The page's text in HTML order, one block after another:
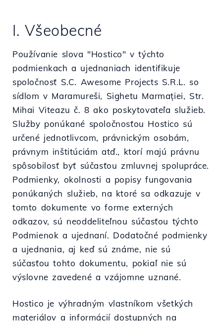
I. Všeobecné
Používanie slova "Hostico" v týchto
podmienkach a ujednaniach identifikuje
spoločnosť S.C. Awesome Projects S.R.L. so
sídlom v Maramureši, Sighetu Marmației, Str.
Mihai Viteazu č. 8 ako poskytovateľa služieb.
Služby ponúkané spoločnosťou Hostico sú
určené jednotlivcom, právnickým osobám,
právnym inštitúciám atď., ktorí majú právnu
spôsobilosť byť súčasťou zmluvnej spolupráce.
Podmienky, okolnosti a popisy fungovania
ponúkaných služieb, na ktoré sa odkazuje v
tomto dokumente vo forme externých
odkazov, sú neoddeliteľnou súčasťou týchto
Podmienok a ujednaní. Dodatočné podmienky
a ujednania, aj keď sú známe, nie sú
súčasťou tohto dokumentu, pokiaľ nie sú
výslovne zavedené a vzájomne uznané.
Hostico je výhradným vlastníkom všetkých
materiálov a informácií dostupných na